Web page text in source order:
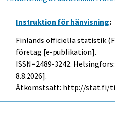
Instruktion för hänvisning:
Finlands officiella statistik
företag [e-publikation].
ISSN=2489-3242.
8.8.2026].
Åtkomstsätt: http://stat.fi/